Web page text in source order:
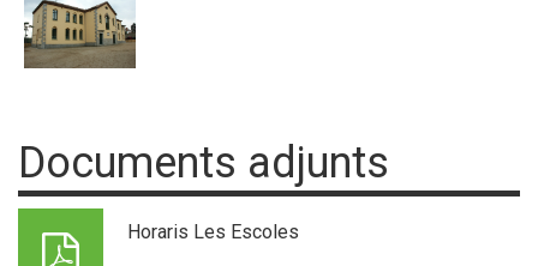
Documents adjunts
Horaris Les Escoles